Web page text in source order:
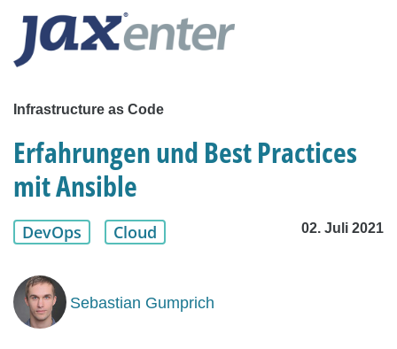
Infrastructure as Code
Erfahrungen und Best Practices
mit Ansible
DevOps Cloud 02. Juli 2021
Sebastian Gumprich